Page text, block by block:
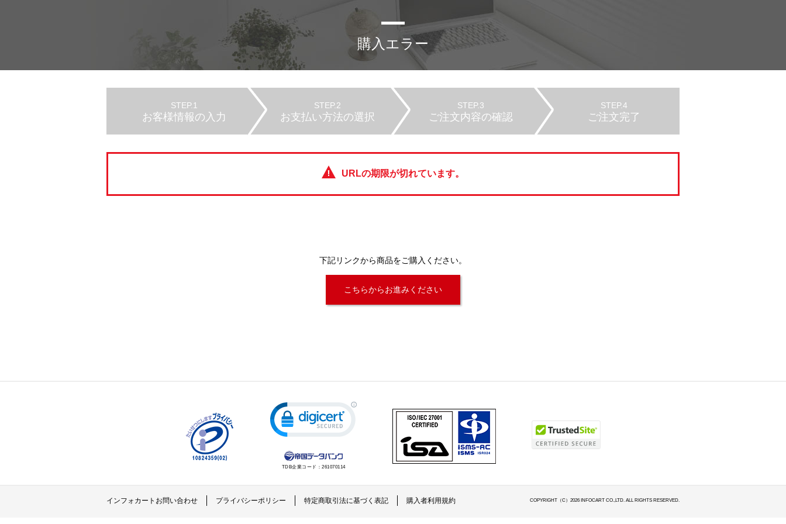
購入エラー
STEP.1
お客様情報の入力
STEP.2
お支払い方法の選択
STEP.3
ご注文内容の確認
STEP.4
ご注文完了
URLの期限が切れています。
下記リンクから商品をご購入ください。
こちらからお進みください
TDB企業コード： 261070114
インフォカートお問い合わせ プライバシーポリシー 特定商取引法に基づく表記 購入者利用規約 COPYRIGHT（C）2026 INFOCART CO.,LTD. ALL RIGHTS RESERVED.